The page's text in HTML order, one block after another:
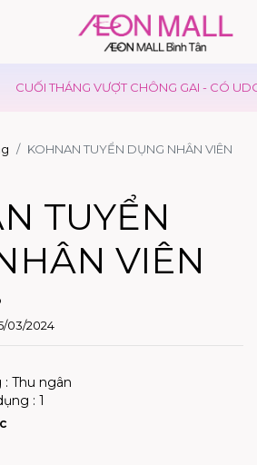
CUỐI THÁNG VƯỢT CHÔNG GAI - CÓ
KOHNAN TUYỂN DỤNG NHÂN VIÊN
TUYỂN
VIÊN
03/2024
Thu ngân
: 1